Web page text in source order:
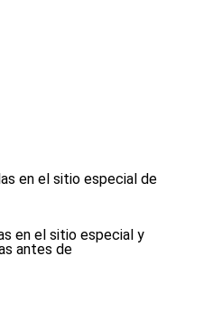
en el sitio especial de
en el sitio especial y
antes de